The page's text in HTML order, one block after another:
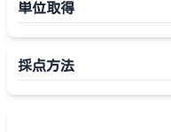
単位取得
採点方法